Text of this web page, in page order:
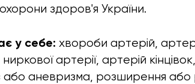
здоров'я України.
у себе: хвороби артерій,
артерії, артерій
або аневризма, розширення